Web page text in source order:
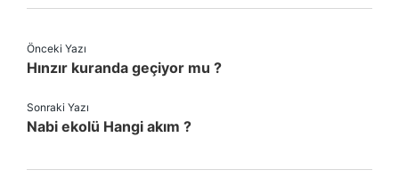
Önceki Yazı
Hınzır kuranda geçiyor mu ?
Sonraki Yazı
Nabi ekolü Hangi akım ?